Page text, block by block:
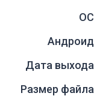
ОС
Андроид
Дата выхода
Размер файла